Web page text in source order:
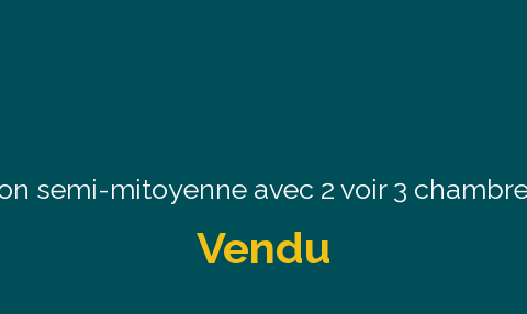
semi-mitoyenne avec 2 voir 3
Vendu